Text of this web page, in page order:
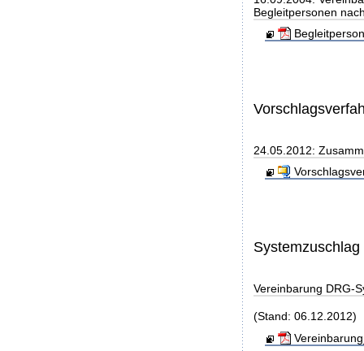
Begleitpersonen
24.05.2012:
Systemzuschlag
Vereinbarung DRG-
(Stand: 06.12.2012)